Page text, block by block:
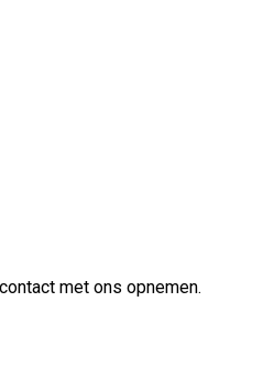
met ons opnemen.